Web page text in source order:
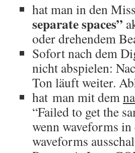
hat man in den
separate spaces”
oder drehendem
Sofort nach dem
nicht abspielen:
Ton läuft weiter.
hat man mit dem
“Failed to get the
wenn waveforms
waveforms